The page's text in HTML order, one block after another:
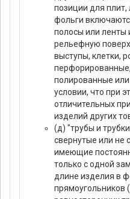
позиции для плит,
фольги
полосы или
рельефную
выступы, клетки,
полированные
условии, что при
отличительных
изделий других
(д) "трубы и
свернутые или не
имеющие
только с одной
длине изделия в
прямоугольников